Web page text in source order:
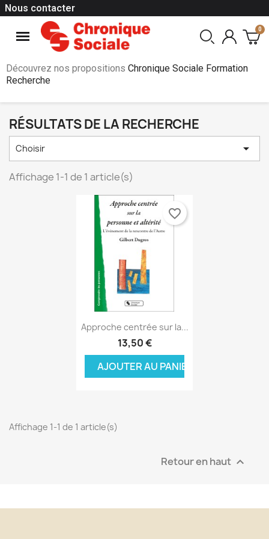
Nous contacter
Découvrez nos propositions Chronique Sociale Formation
Recherche
RÉSULTATS DE LA RECHERCHE
Choisir 
Affichage 1-1 de 1 article(s)
Aperçu rapide
Approche centrée sur la...
13,50 €
AJOUTER AU PANIER
favorite_border
Affichage 1-1 de 1 article(s)
Retour en haut 